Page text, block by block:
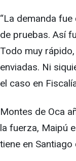
“La demanda
de pruebas. Así
Todo muy
enviadas. Ni
el caso en
Montes de Oca
la fuerza, Maipú
tiene en Santiago